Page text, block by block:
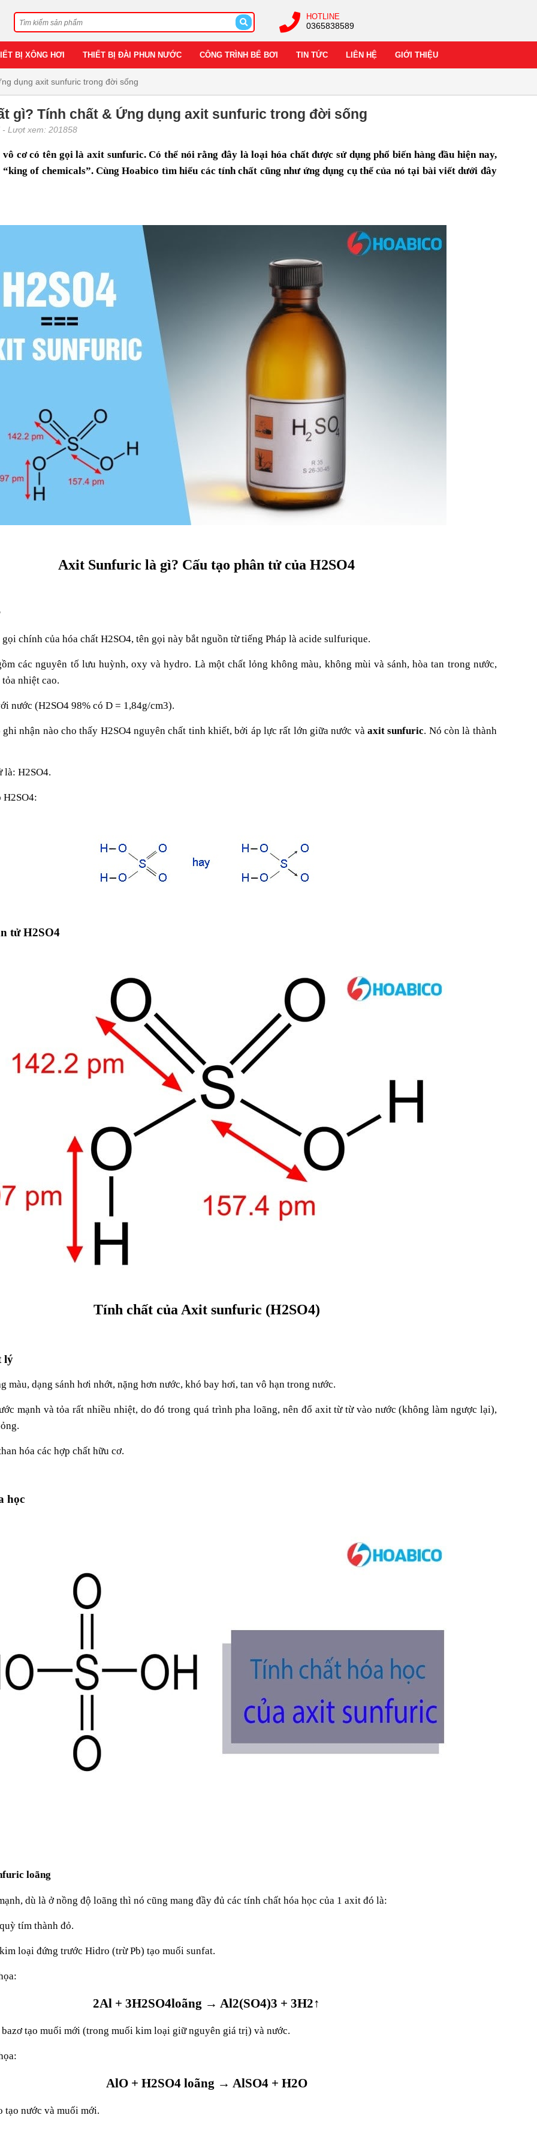
HOTLINE
0365838589
BỊ XÔNG HƠI THIẾT BỊ ĐÀI PHUN NƯỚC CÔNG TRÌNH BỂ BƠI TIN TỨC LIÊN HỆ GIỚI THIỆU
dụng axit sunfuric trong đời sống
gì? Tính chất & Ứng dụng axit sunfuric trong đời sống
- Lượt xem: 201858
cơ có tên gọi là axit sunfuric. Có thể nói rằng đây là loại hóa chất được sử dụng phổ biến hàng đầu hiện nay,
“king of chemicals”. Cùng Hoabico tìm hiểu các tính chất cũng như ứng dụng cụ thể của nó tại bài viết dưới đây
Axit Sunfuric là gì? Cấu tạo phân tử của H2SO4
chính của hóa chất H2SO4, tên gọi này bắt nguồn từ tiếng Pháp là acide sulfurique.
các nguyên tố lưu huỳnh, oxy và hydro. Là một chất lỏng không màu, không mùi và sánh, hòa tan trong nước,
nhiệt cao.
nước (H2SO4 98% có D = 1,84g/cm3).
nhận nào cho thấy H2SO4 nguyên chất tinh khiết, bởi áp lực rất lớn giữa nước vàaxit sunfuric. Nó còn là thành
là: H2SO4.
H2SO4:
tử H2SO4
Tính chất của Axit sunfuric (H2SO4)
lý
màu, dạng sánh hơi nhớt, nặng hơn nước, khó bay hơi, tan vô hạn trong nước.
mạnh và tỏa rất nhiều nhiệt, do đó trong quá trình pha loãng, nên đổ axit từ từ vào nước (không làm ngược lại),
hóa các hợp chất hữu cơ.
học
loãng
dù là ở nồng độ loãng thì nó cũng mang đầy đủ các tính chất hóa học của 1 axit đó là:
tím thành đỏ.
loại đứng trước Hidro (trừ Pb) tạo muối sunfat.
2Al + 3H2SO4loãng → Al2(SO4)3 + 3H2↑
tạo muối mới (trong muối kim loại giữ nguyên giá trị) và nước.
AlO + H2SO4 loãng → AlSO4 + H2O
tạo nước và muối mới.